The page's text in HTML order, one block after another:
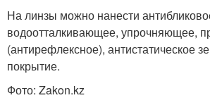
На линзы можно нанести
водоотталкивающее, упрочняющее,
(антирефлексное), антистатическое
покрытие.
Фото: Zakon.kz